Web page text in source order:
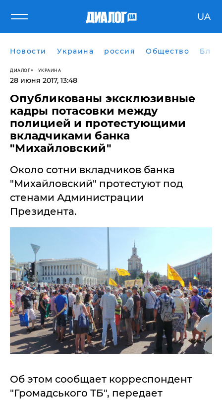
UA
Новости Украина россия Общество
ДИАЛОГ УКРАИНА
28 июня 2017, 13:48
Опубликованы эксклюзивные
кадры потасовки между
полицией и протестующими
вкладчиками банка
"Михайловский"
Около сотни вкладчиков банка
"Михайловский" протестуют под
стенами Администрации
Президента.
Об этом сообщает корреспондент
"Громадського ТБ", передает